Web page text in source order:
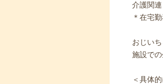
介護関連
＊在宅
おじい
施設で
＜具体